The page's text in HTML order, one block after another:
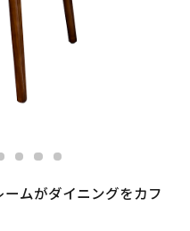
ムがダイニングをカフ